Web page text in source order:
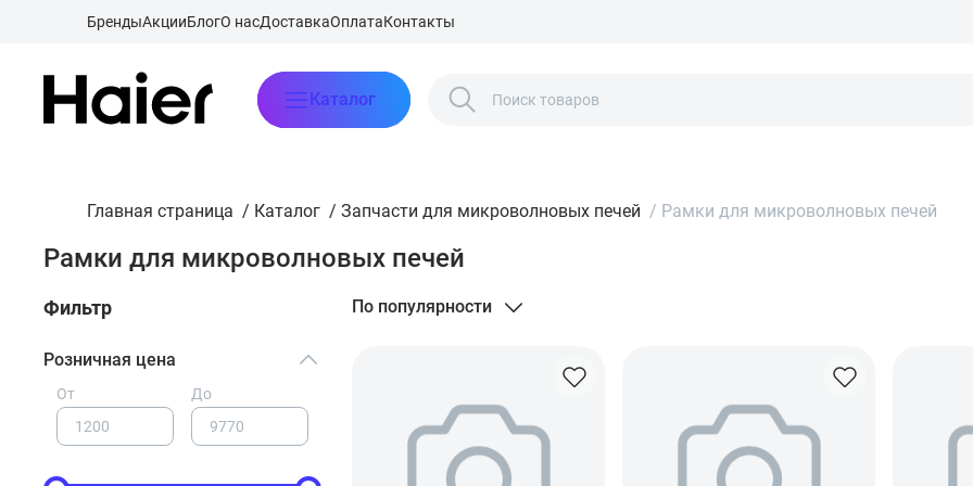
БрендыАкцииБлогО насДоставкаОплатаКонтакты
Каталог
Главная страница / Каталог / Запчасти для микроволновых печей / Рамки для микроволновых печей
Рамки для микроволновых печей
По популярности
Фильтр
Розничная цена
От До